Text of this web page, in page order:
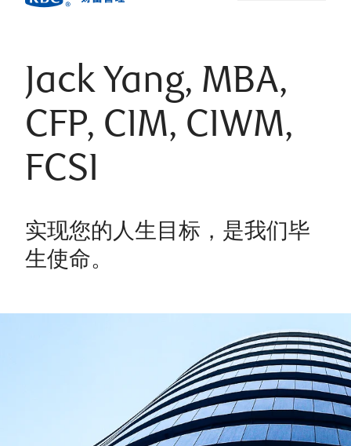
Jack Yang, MBA,
CFP, CIM, CIWM,
FCSI
实现您的人生目标，是我们毕
生使命。